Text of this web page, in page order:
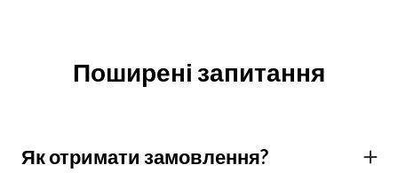
Поширені запитання
Як отримати замовлення?